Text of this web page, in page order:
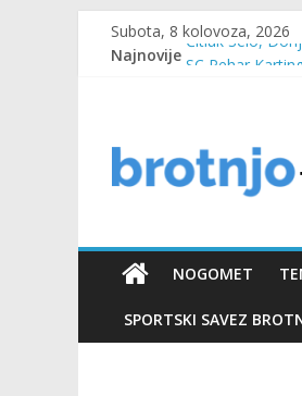
Subota, 8 kolovoza, 2026
Najnovije Čitluk Selo,
Poznati
Predsjednica
NOGOMET
SPORTSKI SAVEZ